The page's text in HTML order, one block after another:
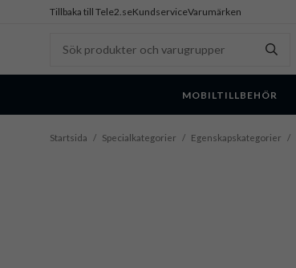
Tillbaka till Tele2.seKundserviceVarumärken
MOBILTILLBEHÖR
Startsida / Specialkategorier / Egenskapskategorier /